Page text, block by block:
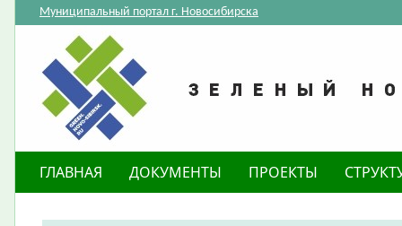
Муниципальный портал г. Новосибирска
ГЛАВНАЯ ДОКУМЕНТЫ ПРОЕКТЫ